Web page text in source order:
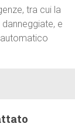
tra cui la
e
automatico